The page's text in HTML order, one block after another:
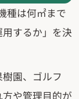
種は何㎡まで
するか」を決
園、ゴルフ
や管理目的が